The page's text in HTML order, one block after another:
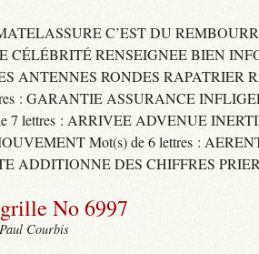
C’EST DU
CÉLÉBRITÉ RENSEIGNEE BIEN
ANTENNES RONDES RAPATRIER
: GARANTIE ASSURANCE
7 lettres : ARRIVEE ADVENUE
Mot(s) de 6 lettres :
ADDITIONNE DES CHIFFRES
No 6997
Courbis